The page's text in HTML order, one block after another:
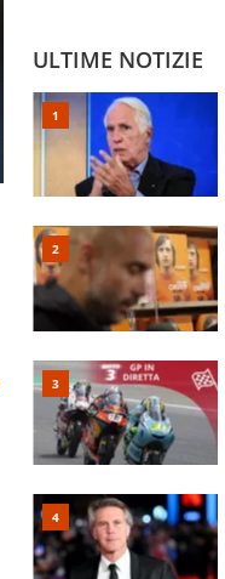
ULTIME NOTIZIE